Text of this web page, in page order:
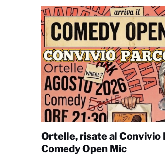
Ortelle, risate al Convivio
Comedy Open Mic